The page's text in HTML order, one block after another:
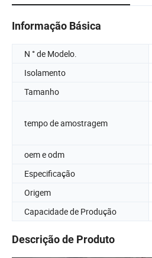
Informação Básica
N ° de Modelo.
Isolamento
Tamanho
tempo de amostragem
oem e odm
Especificação
Origem
Capacidade de Produção
Descrição de Produto